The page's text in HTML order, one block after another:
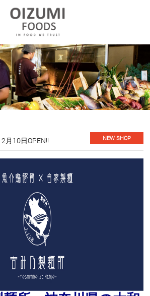
月10日OPEN!! NEW SHOP